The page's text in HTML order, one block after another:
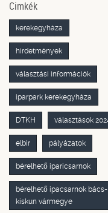
Cimkék
kerekegyháza
hirdetmények
választási információk
iparpark kerekegyháza
DTKH választások
elbir pályázatok
bérelhető iparicsarnok
bérelhető ipacsarnok bács-
kiskun vármegye